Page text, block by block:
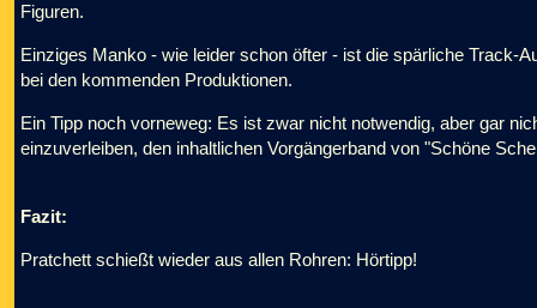
Figuren.
Einziges Manko - wie leider schon öfter - ist die spärliche Track-
bei den kommenden Produktionen.
Ein Tipp noch vorneweg: Es ist zwar nicht notwendig, aber gar
einzuverleiben, den inhaltlichen Vorgängerband von "Schöne
Fazit:
Pratchett schießt wieder aus allen Rohren: Hörtipp!